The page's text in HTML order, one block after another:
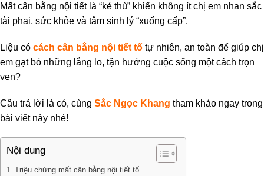
Mất cân bằng nội tiết là “kẻ thù” khiến không ít chị em nhan sắc
tài phai, sức khỏe và tâm sinh lý “xuống cấp”.
Liệu có cách cân bằng nội tiết tố tự nhiên, an toàn để giúp chị
em gạt bỏ những lắng lo, tận hưởng cuộc sống một cách trọn
vẹn?
Câu trả lời là có, cùng Sắc Ngọc Khang tham khảo ngay trong
bài viết này nhé!
Nội dung
Triệu chứng mất cân bằng nội tiết tố